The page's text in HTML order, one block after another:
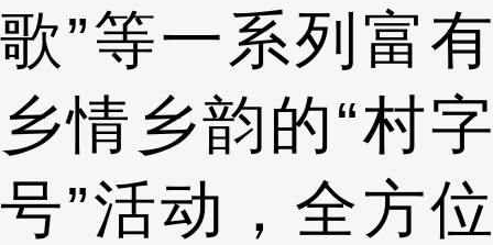
歌”等一系列富有
乡情乡韵的“村字
号”活动，全方位